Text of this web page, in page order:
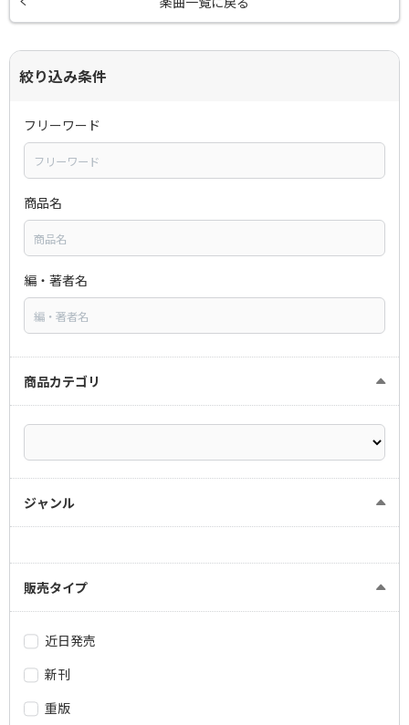
絞り込み条件
フリーワード
商品名
編・著者名
商品カテゴリ
ジャンル
販売タイプ
近日発売
新刊
重版